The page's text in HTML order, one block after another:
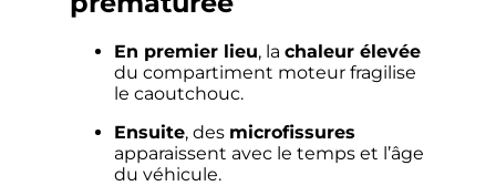
En premier lieu, la chaleur élevée
du compartiment moteur fragilise
le caoutchouc.
Ensuite, des microfissures
apparaissent avec le temps et l’âge
du véhicule.